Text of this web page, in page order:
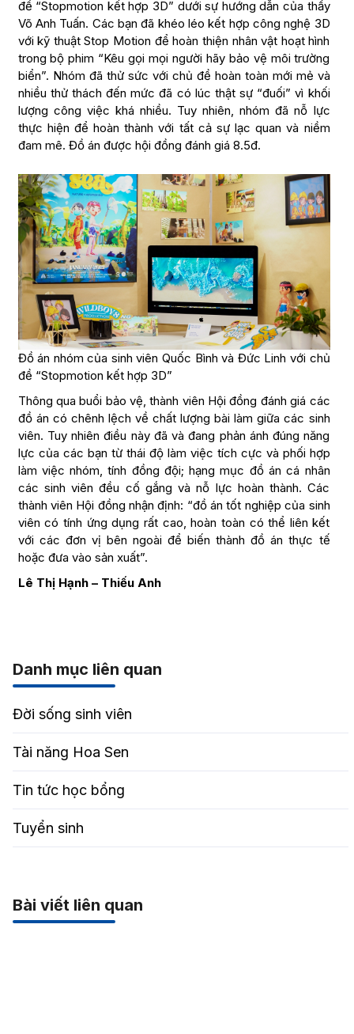
đề “Stopmotion kết hợp 3D” dưới sự hướng dẫn của thầy
Võ Anh Tuấn. Các bạn đã khéo léo kết hợp công nghệ 3D
với kỹ thuật Stop Motion để hoàn thiện nhân vật hoạt hình
trong bộ phim “Kêu gọi mọi người hãy bảo vệ môi trường
biển”. Nhóm đã thử sức với chủ đề hoàn toàn mới mẻ và
nhiều thử thách đến mức đã có lúc thật sự “đuối” vì khối
lượng công việc khá nhiều. Tuy nhiên, nhóm đã nỗ lực
thực hiện để hoàn thành với tất cả sự lạc quan và niềm
đam mê. Đồ án được hội đồng đánh giá 8.5đ.
Đồ án nhóm của sinh viên Quốc Bình và Đức Linh với chủ
đề “Stopmotion kết hợp 3D”
Thông qua buổi bảo vệ, thành viên Hội đồng đánh giá các
đồ án có chênh lệch về chất lượng bài làm giữa các sinh
viên. Tuy nhiên điều này đã và đang phản ánh đúng năng
lực của các bạn từ thái độ làm việc tích cực và phối hợp
làm việc nhóm, tính đồng đội; hạng mục đồ án cá nhân
các sinh viên đều cố gắng và nỗ lực hoàn thành. Các
thành viên Hội đồng nhận định: “đồ án tốt nghiệp của sinh
viên có tính ứng dụng rất cao, hoàn toàn có thể liên kết
với các đơn vị bên ngoài để biến thành đồ án thực tế
hoặc đưa vào sản xuất”.
Lê Thị Hạnh – Thiếu Anh
Danh mục liên quan
Đời sống sinh viên
Tài năng Hoa Sen
Tin tức học bổng
Tuyển sinh
Bài viết liên quan